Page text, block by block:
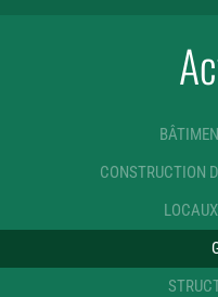
CONSTRUCTION